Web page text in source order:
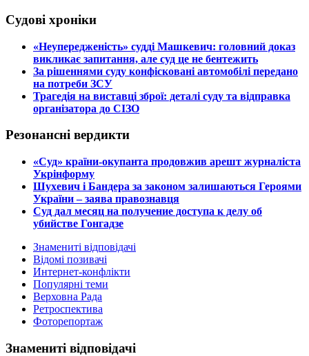
Судові хроніки
​«Неупередженість» судді Машкевич: головний доказ
викликає запитання, але суд це не бентежить
​За рішеннями суду конфісковані автомобілі передано
на потреби ЗСУ
​Трагедія на виставці зброї: деталі суду та відправка
організатора до СІЗО
Резонансні вердикти
​«Суд» країни-окупанта продовжив арешт журналіста
Укрінформу
Шухевич і Бандера за законом залишаються Героями
України – заява правознавця
Суд дал месяц на получение доступа к делу об
убийстве Гонгадзе
Знамениті відповідачі
Відомі позивачі
Интернет-конфлікти
Популярні теми
Верховна Рада
Ретроспектива
Фоторепортаж
Знамениті відповідачі